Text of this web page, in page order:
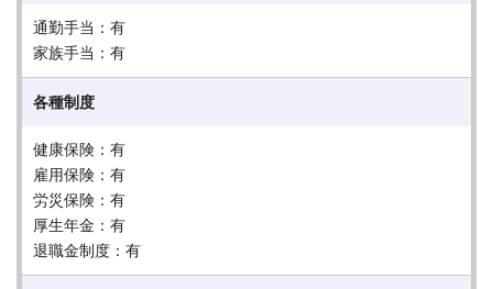
通勤手当：有
家族手当：有
各種制度
健康保険：有
雇用保険：有
労災保険：有
厚生年金：有
退職金制度：有